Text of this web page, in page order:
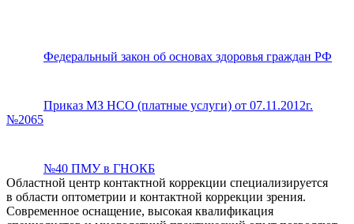
Федеральный закон об основах здоровья граждан РФ
Приказ МЗ НСО (платные услуги) от 07.11.2012г.
№2065
№40 ПМУ в ГНОКБ
Областной центр контактной коррекции специализируется
в области оптометрии и контактной коррекции зрения.
Современное оснащение, высокая квалификация